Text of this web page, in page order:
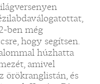
ben még
hogy segítsen.
húzhatta
amivel
örökranglistán, és